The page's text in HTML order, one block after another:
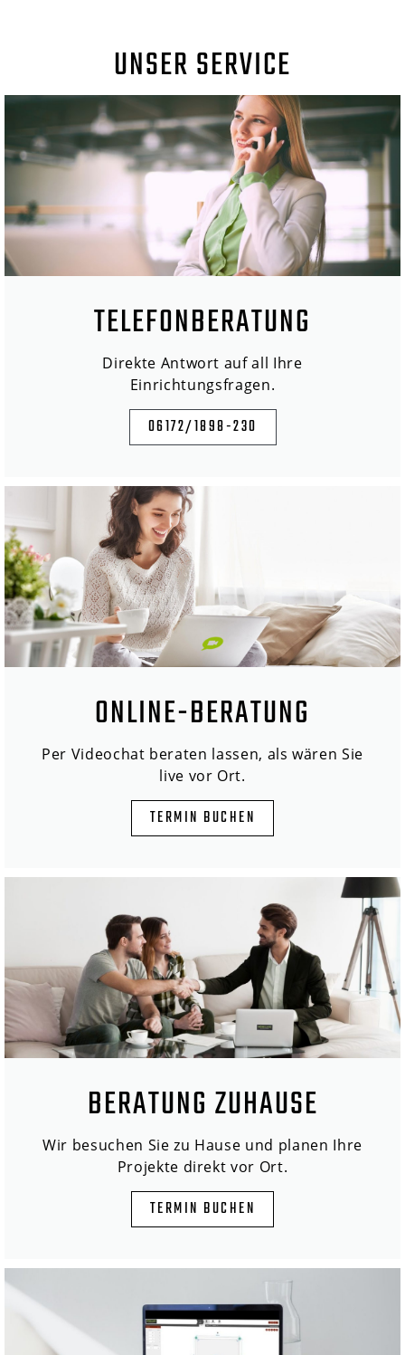
UNSER SERVICE
TELEFONBERATUNG
Direkte Antwort auf all Ihre
Einrichtungsfragen.
06172/1898-230
ONLINE-BERATUNG
Per Videochat beraten lassen, als wären Sie
live vor Ort.
TERMIN BUCHEN
BERATUNG ZUHAUSE
Wir besuchen Sie zu Hause und planen Ihre
Projekte direkt vor Ort.
TERMIN BUCHEN